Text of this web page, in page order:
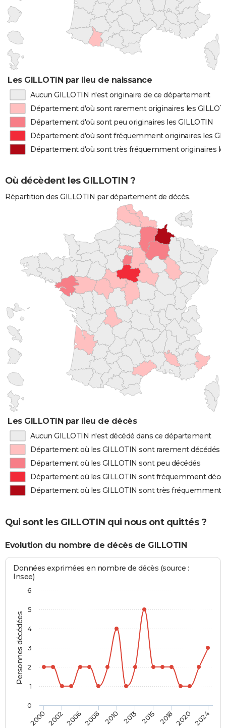
Les GILLOTIN par lieu de naissance
Aucun GILLOTIN n'est originaire de ce département
Département d'où sont rarement originaires les
Département d'où sont peu originaires les GILLOTIN
Département d'où sont fréquemment originaires les
Département d'où sont très fréquemment originaires
Où décèdent les GILLOTIN ?
Répartition des GILLOTIN par département de décès.
Les GILLOTIN par lieu de décès
Aucun GILLOTIN n'est décédé dans ce département
Département où les GILLOTIN sont rarement décédés
Département où les GILLOTIN sont peu décédés
Département où les GILLOTIN sont fréquemment
Département où les GILLOTIN sont très fréquemment
Qui sont les GILLOTIN qui nous ont quittés ?
Evolution du nombre de décès de GILLOTIN
Personnes décédées
Données exprimées en nombre de décès (source :
Insee)
2000 200220062008 2010 2013 2015 2018 2020 2024
0
1
2
3
4
5
6